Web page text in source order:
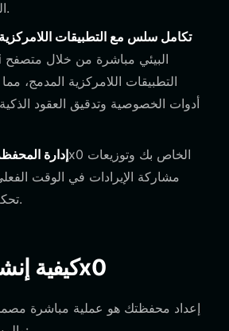
الذكاء الاصطناعي.
تكامل سلس مع التطبيقات
التطبيقات اللامركزية المدمج،
أدوات الخصوصية وتدقيق العقود
إدارة
مشاركة الإيرادات في الوقت
تحكم بديهية وموحدة.
كيفية إنشاء محفظة 0x0
إعداد محفظتك هو عملية مباشرة